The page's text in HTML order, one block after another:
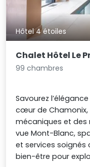
Hôtel 4 étoiles
Chalet Hôtel Le
99 chambres
Savourez
cœur de Chamonix,
mécaniques et des
vue Mont-Blanc,
et services
bien-être pour